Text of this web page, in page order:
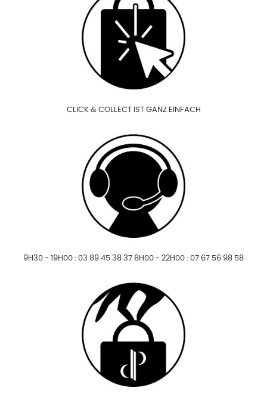
CLICK & COLLECT IST GANZ EINFACH
9H30 - 19H00 : 03 89 45 38 37 8H00 - 22H00 : 07 67 56 98 58